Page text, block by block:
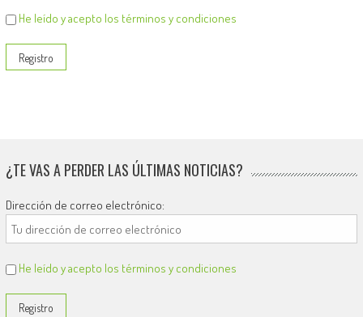
He leído y acepto los términos y condiciones
¿TE VAS A PERDER LAS ÚLTIMAS NOTICIAS?
Dirección de correo electrónico:
He leído y acepto los términos y condiciones